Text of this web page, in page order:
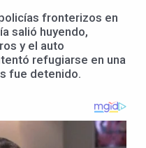
fronterizos en
salió huyendo,
y el auto
refugiarse en una
fue detenido.